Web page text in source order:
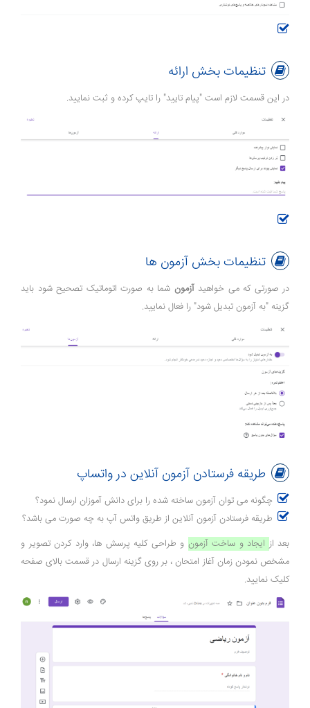
تنظیمات بخش ارائه
در این قسمت لازم است "پیام تایید" را تایپ کرده و ثبت نمایید.
تنظیمات بخش آزمون ها
در صورتی که می خواهیدآزمون شما به صورت اتوماتیک تصحیح شود باید
گزینه "به آزمون تبدیل شود" را فعال نمایید.
طریقه فرستادن آزمون آنلاین در واتساپ
چگونه می توان آزمون ساخته شده را برای دانش آموزان ارسال نمود؟
طریقه فرستادن آزمون آنلاین از طریق واتس آپ به چه صورت می باشد؟
بعد از ایجاد و ساخت آزمون و طراحی کلیه پرسش ها، وارد کردن تصویر و
مشخص نمودن زمان آغاز امتحان ، بر روی گزینه ارسال در قسمت بالای صفحه
کلیک نمایید.